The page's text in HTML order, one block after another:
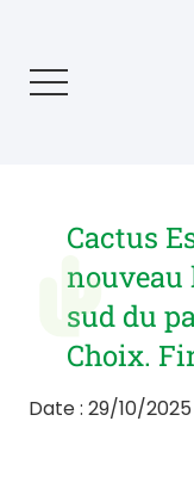
principalCactus
sud du
Choix.
Date : 29/10/2025